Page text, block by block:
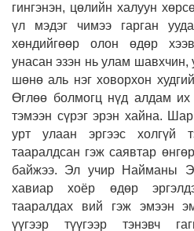
гингэнэн, цөлийн халуун
үл мэдэг чимээ гарган
хөндийгөөр олон өдөр
унасан эзэн нь улам шавхчин,
шөнө аль нэг ховорхон
Өглөө болмогц нүд алдам их
тэмээн сүрэг эрэн хайна.
урт улаан эргээс холгүй
тааралдсан гэж саявтар
байжээ. Эл учир Найманы
хавиар хоёр өдөр
тааралдах вий гэж эмээн
үүгээр түүгээр тэнэвч